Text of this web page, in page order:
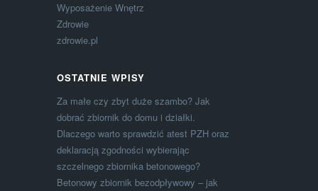
Wyposażenie Wnętrz
Zdrowie
zdrowie.pl
OSTATNIE WPISY
Za małe czy zbyt duże szambo? Jak
dobrać zbiornik do domu i działki.
Dlaczego warto sprawdzić atest PZH oraz
deklaracją zgodności wybierając
szczelnego zbiornika betonowego?
Betonowy zbiornik bezodpływowy – jak